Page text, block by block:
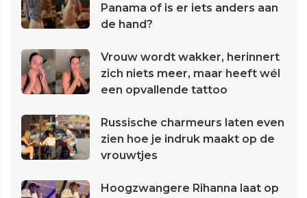
Panama of is er iets anders aan
de hand?
Vrouw wordt wakker, herinnert
zich niets meer, maar heeft wél
een opvallende tattoo
Russische charmeurs laten even
zien hoe je indruk maakt op de
vrouwtjes
Hoogzwangere Rihanna laat op